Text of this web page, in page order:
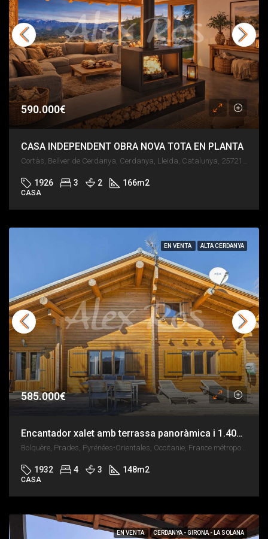
590.000€
CASA INDEPENDENT OBRA NOVA TOTA EN PLANTA
Cortàs, Bellver de Cerdanya, Cerdanya, Lleida, Catalunya, 25721, España
1926 3 2 166m2
CASA
EN VENTA ALTA CERDANYA
585.000€
Encantador xalet amb terrassa panoràmica i 1.400 m² de parcel.la
1932 4 3 148m2
CASA
EN VENTA CERDANYA - GIRONA - LA SOLANA